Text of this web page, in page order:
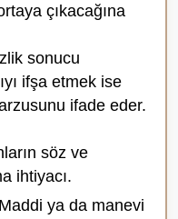
çıkacağına
sonucu
ifşa etmek ise
ifade eder.
söz ve
ihtiyacı.
Maddi ya da manevi